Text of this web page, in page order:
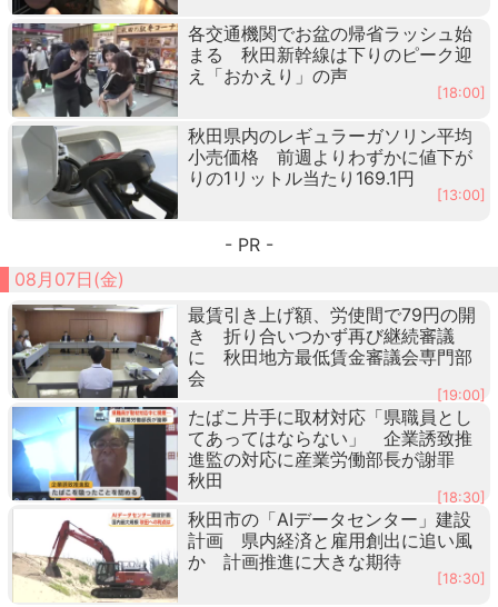
各交通機関でお盆の帰省ラッシュ始
まる 秋田新幹線は下りのピーク迎
え「おかえり」の声
[18:00]
秋田県内のレギュラーガソリン平均
小売価格 前週よりわずかに値下が
りの1リットル当たり169.1円
[13:00]
- PR -
08月07日(金)
最賃引き上げ額、労使間で79円の開
き 折り合いつかず再び継続審議
に 秋田地方最低賃金審議会専門部
会
[19:00]
たばこ片手に取材対応「県職員とし
てあってはならない」 企業誘致推
進監の対応に産業労働部長が謝罪
秋田
[18:30]
秋田市の「AIデータセンター」建設
計画 県内経済と雇用創出に追い風
か 計画推進に大きな期待
[18:30]